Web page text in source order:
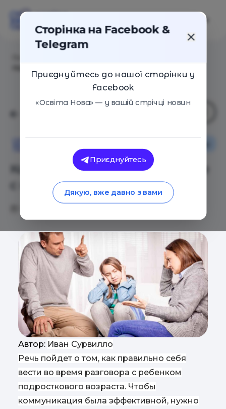
Как вести себя при разговоре
с подростком
Автор: Иван Сурвилло
Речь пойдет о том, как правильно себя
вести во время разговора с ребенком
подросткового возраста. Чтобы
коммуникация была эффективной, нужно
Сторінка на Facebook &
Telegram
Приєднуйтесь до нашої сторінки у
Facebook
«Освіта Нова» — у вашій стрічці новин
Приєднуйтесь
Дякую, вже давно з вами